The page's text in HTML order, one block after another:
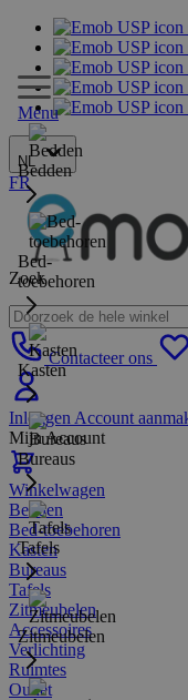
NL
FR
Zoek
Contacteer ons
Inloggen Account
Mijn Account
Winkelwagen
Menu
Bedden
Bed-
toebehoren
Kasten
Bureaus
Tafels
Zitmeubelen
Bedden
Bed-toebehoren
Kasten
Bureaus
Tafels
Zitmeubelen
Accessoires
Verlichting
Ruimtes
Outlet